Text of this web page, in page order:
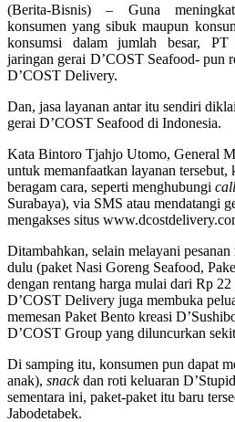
(Berita-Bisnis) – Guna
konsumen yang sibuk maupun
konsumsi dalam jumlah besar,
jaringan gerai D’COST Seafood- pun
D’COST Delivery.
Dan, jasa layanan antar itu sendiri
gerai D’COST Seafood di Indonesia.
Kata Bintoro Tjahjo Utomo, General
untuk memanfaatkan layanan tersebut,
beragam cara, seperti menghubungi
Surabaya), via SMS atau mendatangi
mengakses situs
Ditambahkan, selain melayani
dulu (paket Nasi Goreng Seafood,
dengan rentang harga mulai dari Rp
D’COST Delivery juga membuka
memesan Paket Bento kreasi
D’COST Group yang diluncurkan
Di samping itu, konsumen pun dapat
anak), snackdan roti keluaran
sementara ini, paket-paket itu baru
Jabodetabek.